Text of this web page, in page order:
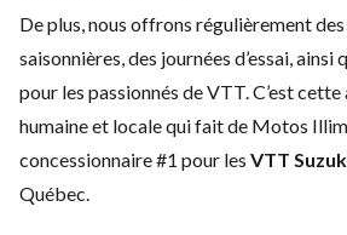
De plus, nous offrons régulièrement des
saisonnières , des journées d’essai,
pour les passionnés de VTT. C’est
humaine et locale qui fait de Motos
concessionnaire #1 pour les VTT
Québec.